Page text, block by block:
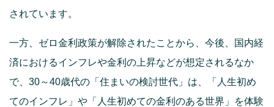
されています。
一方、ゼロ金利政策が解除されたことから、今後、国内経
済におけるインフレや金利の上昇などが想定されるなか
で、30～40歳代の「住まいの検討世代」は、「人生初め
てのインフレ」や「人生初めての金利のある世界」を体験